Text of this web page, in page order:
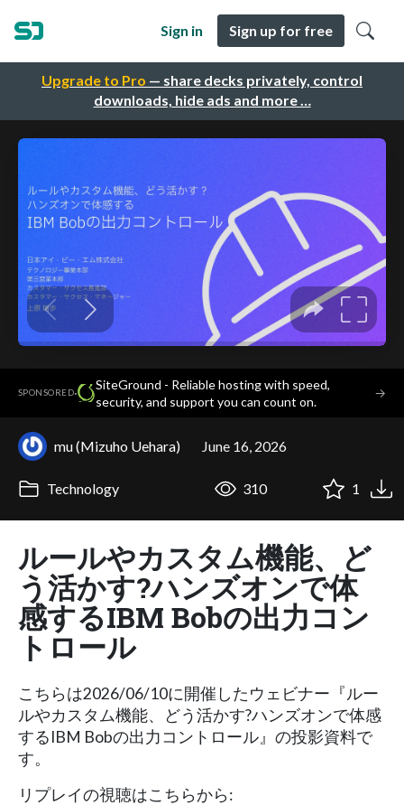
Upgrade to Pro — share decks privately, control
downloads, hide ads and more …
Sign in Sign up for free
SPONSORED·
SiteGround - Reliable hosting with speed,
security, and support you can count on.
→
mu (Mizuho Uehara) June 16, 2026
Technology 310 1
ルールやカスタム機能、ど
う活かす?ハンズオンで体
感するIBM Bobの出力コン
トロール
こちらは2026/06/10に開催したウェビナー『ルー
ルやカスタム機能、どう活かす?ハンズオンで体感
するIBM Bobの出力コントロール』の投影資料で
す。
リプレイの視聴はこちらから: